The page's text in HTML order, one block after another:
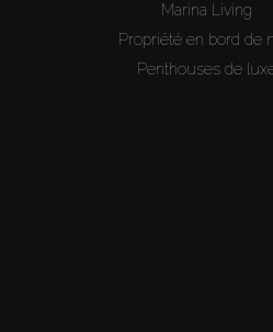
Marina Living
Propriété en bord de
Penthouses de